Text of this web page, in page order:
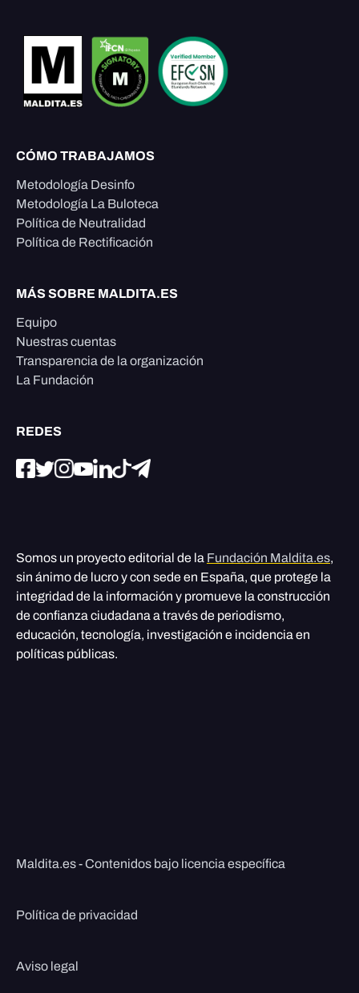
CÓMO TRABAJAMOS
Metodología Desinfo
Metodología La Buloteca
Política de Neutralidad
Política de Rectificación
MÁS SOBRE MALDITA.ES
Equipo
Nuestras cuentas
Transparencia de la organización
La Fundación
REDES
Somos un proyecto editorial de la Fundación Maldita.es,
sin ánimo de lucro y con sede en España, que protege la
integridad de la información y promueve la construcción
de confianza ciudadana a través de periodismo,
educación, tecnología, investigación e incidencia en
políticas públicas.
Maldita.es - Contenidos bajo licencia específica
Política de privacidad
Aviso legal